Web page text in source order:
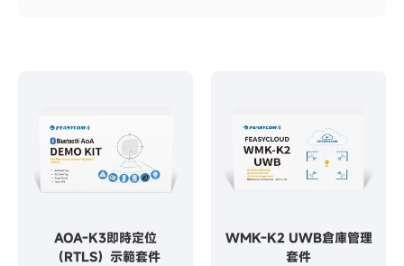
AOA-K3即時定位
（RTLS）示範套件
WMK-K2 UWB倉庫管理
套件